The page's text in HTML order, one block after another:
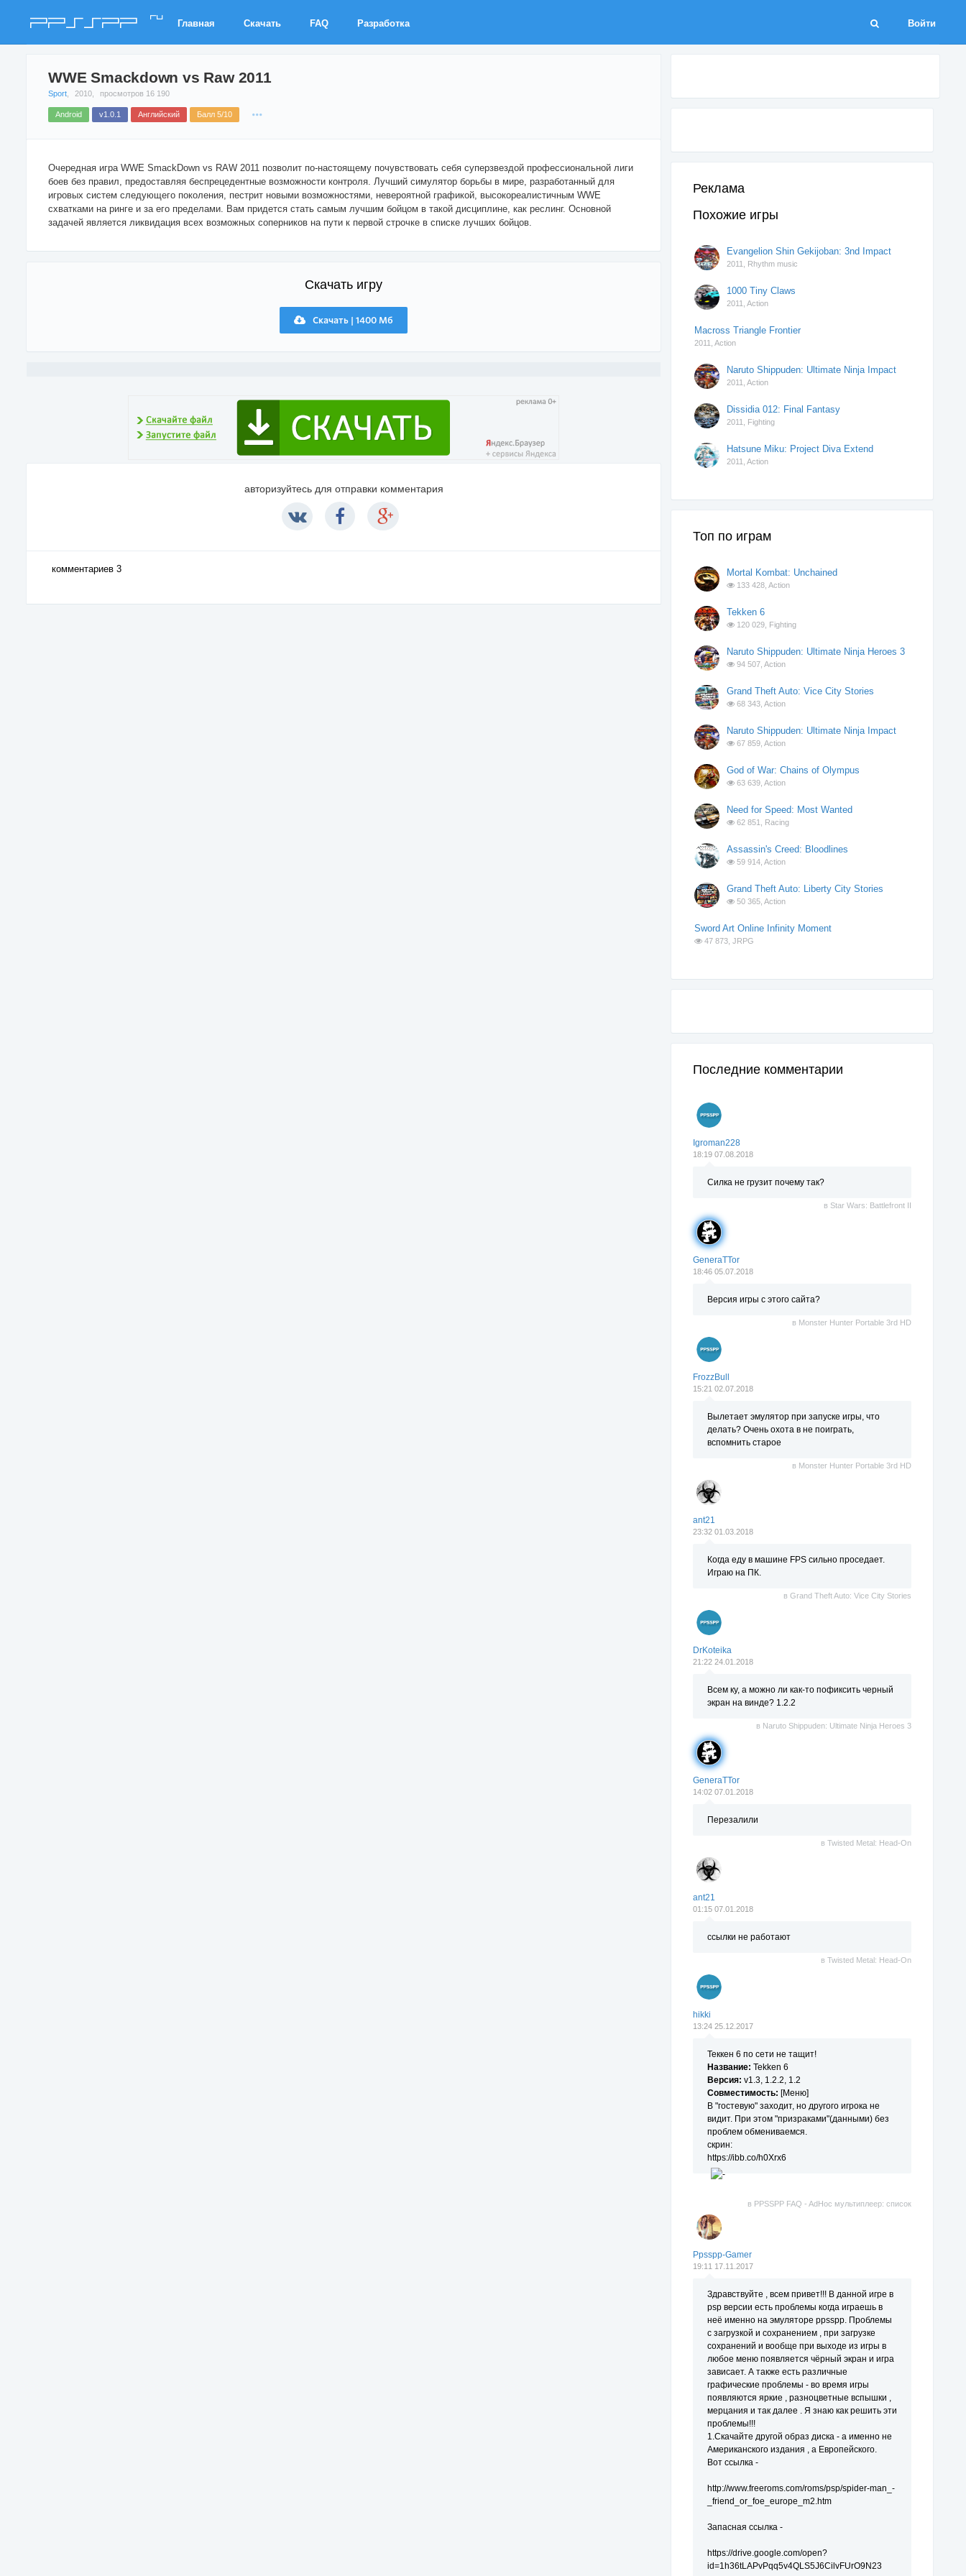
PPSSPP ru
Главная Скачать FAQ Разработка Войти
WWE Smackdown vs Raw 2011
Sport 2010, просмотров 16 190
Android v1.0.1 Английский Балл 5/10
Очередная игра WWE SmackDown vs RAW 2011 позволит по-настоящему почувствовать себя суперзвездой профессиональной лиги
боев без правил, предоставляя беспрецедентные возможности контроля. Лучший симулятор борьбы в мире, разработанный для
игровых систем следующего поколения, пестрит новыми возможностями, невероятной графикой, высокореалистичным WWE
схватками на ринге и за его пределами. Вам придется стать самым лучшим бойцом в такой дисциплине, как реслинг. Основной
задачей является ликвидация всех возможных соперников на пути к первой строчке в списке лучших бойцов.
Скачать игру
Скачать | 1400 Мб
авторизуйтесь для отправки комментария
комментариев 3
Реклама
Похожие игры
Evangelion Shin Gekijoban: 3nd Impact
2011, Rhythm music
1000 Tiny Claws
2011,Action
Macross Triangle Frontier
2011,Action
Naruto Shippuden: Ultimate Ninja Impact
2011,Action
Dissidia 012: Final Fantasy
2011, Fighting
Hatsune Miku: Project Diva Extend
2011,Action
Топ по играм
Mortal Kombat: Unchained
133 428,Action
Tekken 6
120 029, Fighting
Naruto Shippuden: Ultimate Ninja Heroes 3
94 507,Action
Grand Theft Auto: Vice City Stories
68 343,Action
Naruto Shippuden: Ultimate Ninja Impact
67 859,Action
God of War: Chains of Olympus
63 639,Action
Need for Speed: Most Wanted
62 851, Racing
Assassin's Creed: Bloodlines
59 914,Action
Grand Theft Auto: Liberty City Stories
50 365,Action
Sword Art Online Infinity Moment
47 873,JRPG
Последние комментарии
Igroman228
18:19 07.08.2018
Силка не грузит почему так?
в Star Wars: Battlefront II
GeneraTTor
18:46 05.07.2018
Версия игры с этого сайта?
в Monster Hunter Portable 3rd HD
FrozzBull
15:21 02.07.2018
Вылетает эмулятор при запуске игры, что
делать? Очень охота в не поиграть,
вспомнить старое
в Monster Hunter Portable 3rd HD
ant21
23:32 01.03.2018
Когда еду в машине FPS сильно проседает.
Играю на ПК.
вGrand Theft Auto: Vice City Stories
DrKoteika
21:22 24.01.2018
Всем ку, а можно ли как-то пофиксить черный
экран на винде? 1.2.2
в Naruto Shippuden: Ultimate Ninja Heroes 3
GeneraTTor
14:02 07.01.2018
Перезалили
вTwisted Metal: Head-On
ant21
01:15 07.01.2018
ссылки не работают
вTwisted Metal: Head-On
hikki
13:24 25.12.2017
Теккен 6 по сети не тащит!
Название: Tekken 6
Версия: v1.3, 1.2.2, 1.2
Совместимость: [Меню]
В "гостевую" заходит, но другого игрока не
видит. При этом "призраками"(данными) без
проблем обмениваемся.
скрин:
https://ibb.co/h0Xrx6
в PPSSPP FAQ - AdHoc мультиплеер: список
Ppsspp-Gamer
19:11 17.11.2017
Здравствуйте , всем привет!!! В данной игре в
psp версии есть проблемы когда играешь в
неё именно на эмуляторе ppsspp. Проблемы
с загрузкой и сохранением , при загрузке
сохранений и вообще при выходе из игры в
любое меню появляется чёрный экран и игра
зависает. А также есть различные
графические проблемы - во время игры
появляются яркие , разноцветные вспышки ,
мерцания и так далее . Я знаю как решить эти
проблемы!!!
1.Скачайте другой образ диска - а именно не
Американского издания , а Европейского.
Вот ссылка -
http://www.freeroms.com/roms/psp/spider-man_-
_friend_or_foe_europe_m2.htm
Запасная ссылка -
https://drive.google.com/open?
id=1h36tLAPvPqq5v4QLS5J6CilvFUrO9N23